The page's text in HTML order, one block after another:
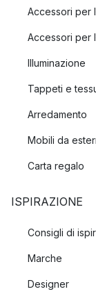
Accessori per
Accessori per
Illuminazione
Tappeti e
Arredamento
Mobili da
Carta regalo
ISPIRAZIONE
Consigli di
Marche
Designer